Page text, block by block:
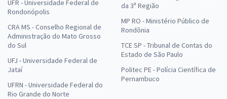
UFR - Universidade Federal de
Rondonópolis
CRA MS - Conselho Regional de
Administração do Mato Grosso
do Sul
UFJ - Universidade Federal de
Jataí
UFRN - Universidade Federal do
Rio Grande do Norte
da 3ª Região
MP RO - Ministério Público de
Rondônia
TCE SP - Tribunal de Contas do
Estado de São Paulo
Politec PE - Polícia Científica de
Pernambuco